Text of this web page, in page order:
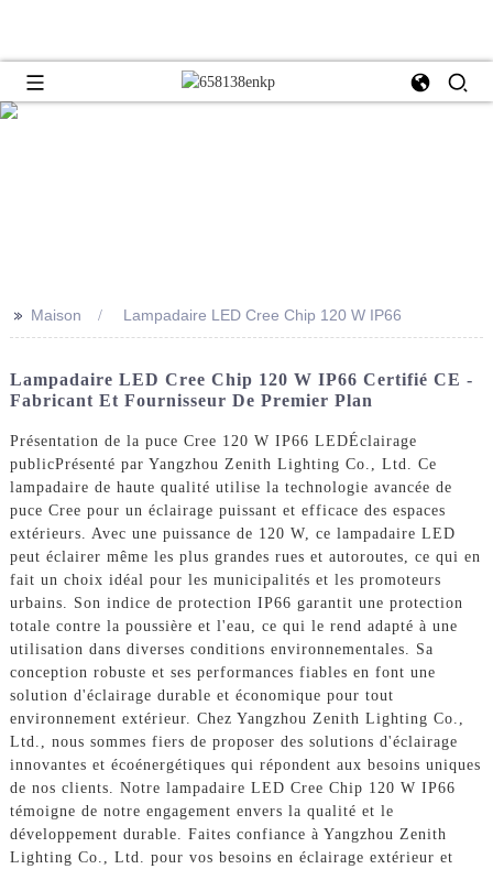
>> Maison Lampadaire LED Cree Chip 120 W IP66
Lampadaire LED Cree Chip 120 W IP66 Certifié CE -
Fabricant Et Fournisseur De Premier Plan
Présentation de la puce Cree 120 W IP66 LEDÉclairage
publicPrésenté par Yangzhou Zenith Lighting Co., Ltd. Ce
lampadaire de haute qualité utilise la technologie avancée de
puce Cree pour un éclairage puissant et efficace des espaces
extérieurs. Avec une puissance de 120 W, ce lampadaire LED
peut éclairer même les plus grandes rues et autoroutes, ce qui en
fait un choix idéal pour les municipalités et les promoteurs
urbains. Son indice de protection IP66 garantit une protection
totale contre la poussière et l'eau, ce qui le rend adapté à une
utilisation dans diverses conditions environnementales. Sa
conception robuste et ses performances fiables en font une
solution d'éclairage durable et économique pour tout
environnement extérieur. Chez Yangzhou Zenith Lighting Co.,
Ltd., nous sommes fiers de proposer des solutions d'éclairage
innovantes et écoénergétiques qui répondent aux besoins uniques
de nos clients. Notre lampadaire LED Cree Chip 120 W IP66
témoigne de notre engagement envers la qualité et le
développement durable. Faites confiance à Yangzhou Zenith
Lighting Co., Ltd. pour vos besoins en éclairage extérieur et